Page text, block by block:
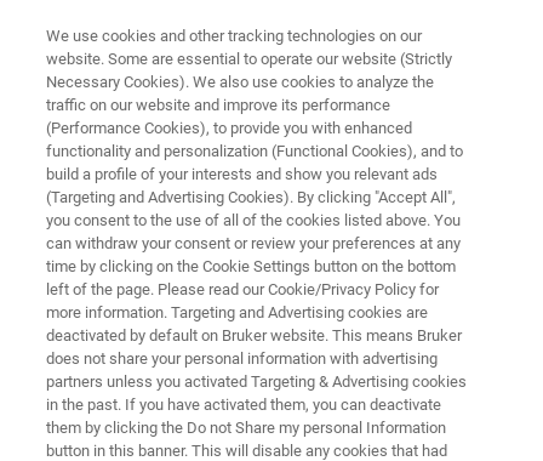
Esercitazioni OPUS/QUANT
OBIETTIVI
We use cookies and other tracking technologies on our
website. Some are essential to operate our website (Strictly
Necessary Cookies). We also use cookies to analyze the
traffic on our website and improve its performance
(Performance Cookies), to provide you with enhanced
functionality and personalization (Functional Cookies), and to
build a profile of your interests and show you relevant ads
(Targeting and Advertising Cookies). By clicking "Accept All",
you consent to the use of all of the cookies listed above. You
can withdraw your consent or review your preferences at any
time by clicking on the Cookie Settings button on the bottom
left of the page. Please read our Cookie/Privacy Policy for
more information. Targeting and Advertising cookies are
deactivated by default on Bruker website. This means Bruker
does not share your personal information with advertising
partners unless you activated Targeting & Advertising cookies
in the past. If you have activated them, you can deactivate
them by clicking the Do not Share my personal Information
button in this banner. This will disable any cookies that had